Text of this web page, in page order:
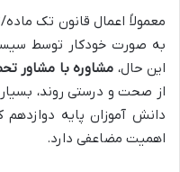
معمولاً اعمال قانون تک
به صورت خودکار توسط
این حال، مشاوره با مشاور
از صحت و درستی روند،
دانش آموزان پایه دوازدهم
اهمیت مضاعفی دارد.